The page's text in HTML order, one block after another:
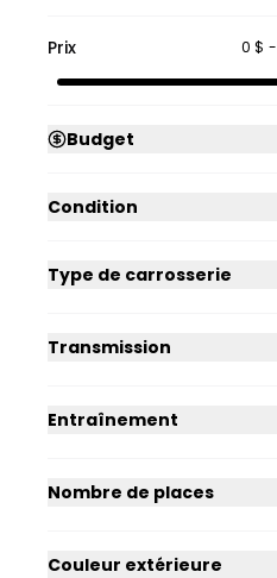
Prix 0 $ -
Budget
Condition
Type de carrosserie
Transmission
Entraînement
Nombre de places
Couleur extérieure